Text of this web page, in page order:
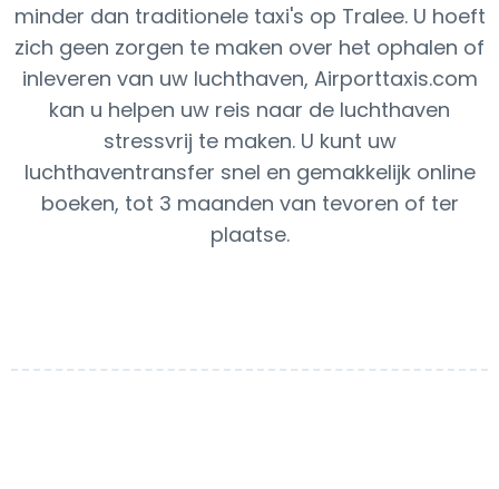
minder dan traditionele taxi's op Tralee. U hoeft
zich geen zorgen te maken over het ophalen of
inleveren van uw luchthaven, Airporttaxis.com
kan u helpen uw reis naar de luchthaven
stressvrij te maken. U kunt uw
luchthaventransfer snel en gemakkelijk online
boeken, tot 3 maanden van tevoren of ter
plaatse.